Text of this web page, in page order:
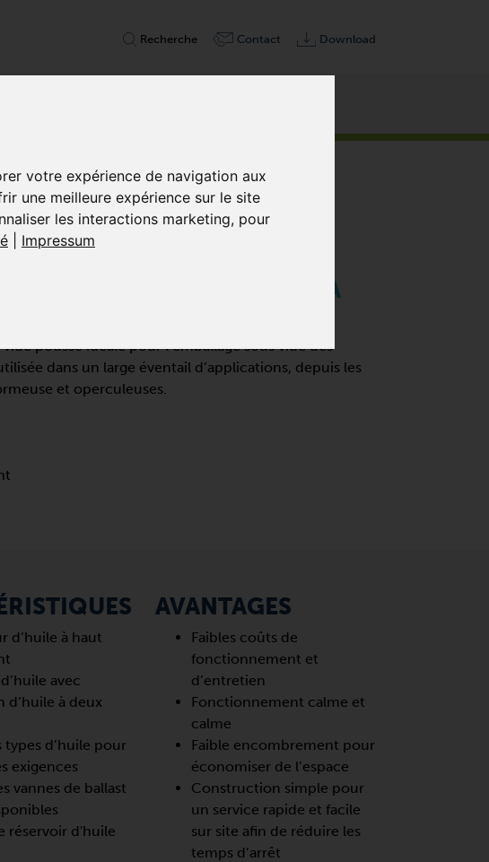
votre expérience de navigation aux
une meilleure expérience sur le site
les interactions marketing, pour
Impressum
Recherche Contact Download
ROTATIVES, LUBRIFIÉES À
poussé idéale pour l’emballage sous vide des
dans un large éventail d’applications, depuis les
et operculeuses.
d’huile à haut
avec
d’huile à deux
types d’huile pour
exigences
vannes de ballast
réservoir d'huile
AVANTAGES
Faibles coûts de
fonctionnement et
d’entretien
Fonctionnement calme et
calme
Faible encombrement pour
économiser de l’espace
Construction simple pour
un service rapide et facile
sur site afin de réduire les
temps d’arrêt